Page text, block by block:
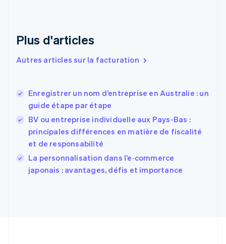
Plus d'articles
Autres articles sur la facturation
Enregistrer un nom d’entreprise en Australie : un
guide étape par étape
BV ou entreprise individuelle aux Pays-Bas :
principales différences en matière de fiscalité
et de responsabilité
La personnalisation dans l’e‑commerce
japonais : avantages, défis et importance
Espagne
Estonie
EnglishEspañol简体中文
Finlande
English Svenska
FrançaisEnglish
Gibraltar
English
Grèce
English